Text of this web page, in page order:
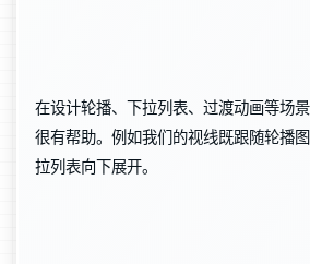
在设计轮播、下拉列表、过渡动画等场
很有帮助。例如我们的视线既跟随轮播
拉列表向下展开。